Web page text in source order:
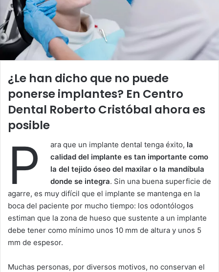
¿Le han dicho que no puede
ponerse implantes? En Centro
Dental Roberto Cristóbal ahora es
posible
P ara que un implante dental tenga éxito, la
calidad del implante es tan importante como
la del tejido óseo del maxilar o la mandíbula
donde se integra. Sin una buena superficie de
agarre, es muy difícil que el implante se mantenga en la
boca del paciente por mucho tiempo: los odontólogos
estiman que la zona de hueso que sustente a un implante
debe tener como mínimo unos 10 mm de altura y unos 5
mm de espesor.
Muchas personas, por diversos motivos, no conservan el